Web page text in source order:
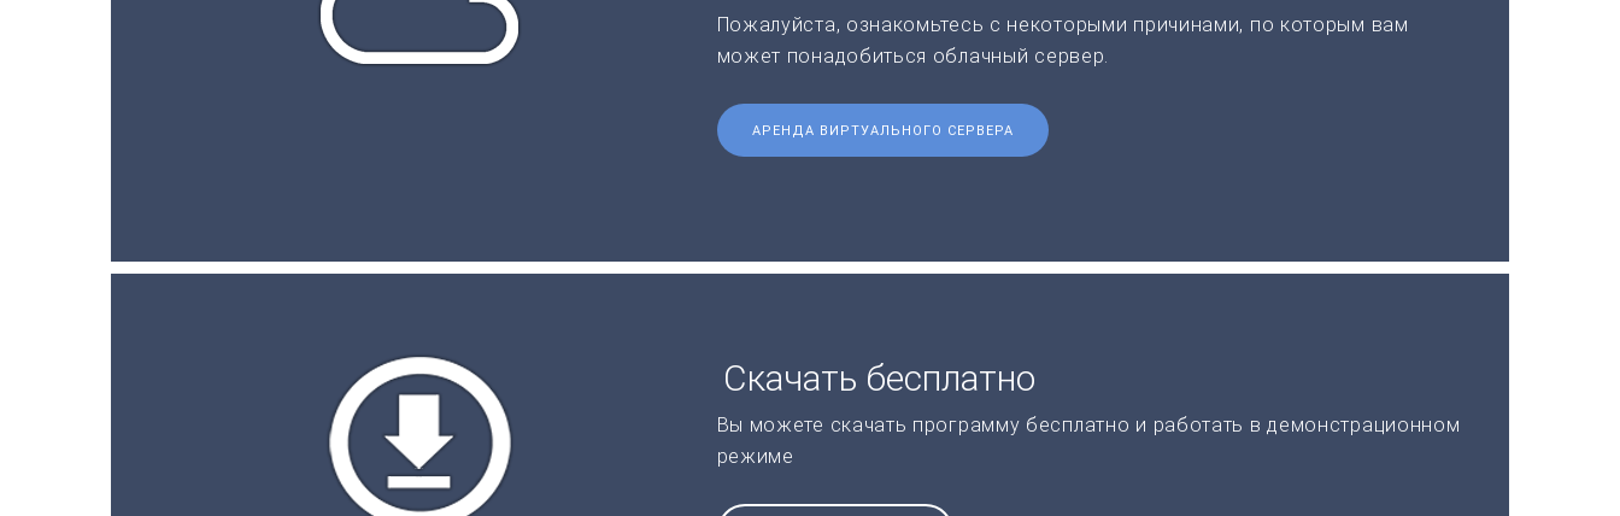
Пожалуйста, ознакомьтесь с некоторыми причинами, по которым вам
может понадобиться облачный сервер.
АРЕНДА ВИРТУАЛЬНОГО СЕРВЕРА
Скачать бесплатно
Вы можете скачать программу бесплатно и работать в демонстрационном
режиме